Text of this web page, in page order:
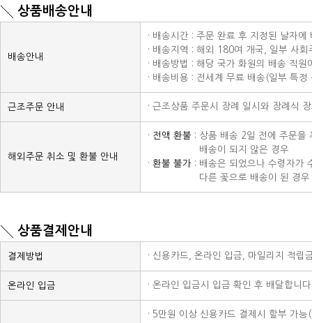
상품배송안내
배송안내
· 배송시간 : 주문 완료 후 지정된 날자에
· 배송지역 : 해외 180여 개국, 일부 사회
· 배송방법 : 해당 국가 화원의 배송 직원
· 배송비용 : 전세계 무료 배송(일부 특
근조주문 안내 · 근조상품 주문시 장례 일시와 장례식
해외주문 취소 및 환불 안내
· 전액 환불 : 상품 배송 2일 전에 주문을
배송이 되지 않은 경우
· 환불 불가 : 배송은 되었으나 수령자가
다른 꽃으로 배송이 된 경
상품결제안내
결제방법 · 신용카드, 온라인 입금, 마일리지 적
온라인 입금 · 온라인 입금시 입금 확인 후 배달합니
· 5만원 이상 신용카드 결제시 할부 가